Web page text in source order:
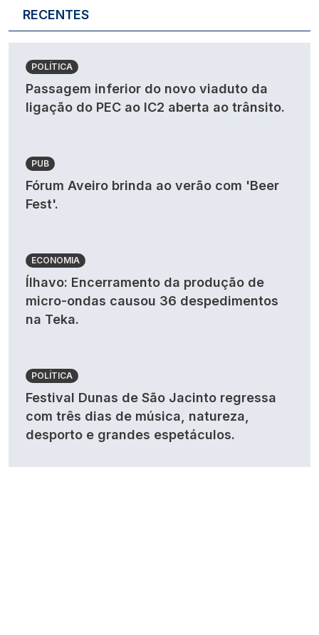
RECENTES
POLÍTICA
Passagem inferior do novo viaduto da
ligação do PEC ao IC2 aberta ao trânsito.
PUB
Fórum Aveiro brinda ao verão com 'Beer
Fest'.
ECONOMIA
Ílhavo: Encerramento da produção de
micro-ondas causou 36 despedimentos
na Teka.
POLÍTICA
Festival Dunas de São Jacinto regressa
com três dias de música, natureza,
desporto e grandes espetáculos.